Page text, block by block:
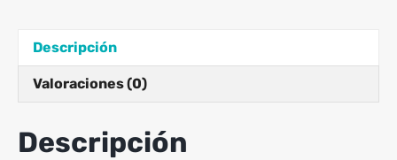
Descripción
Valoraciones (0)
Descripción